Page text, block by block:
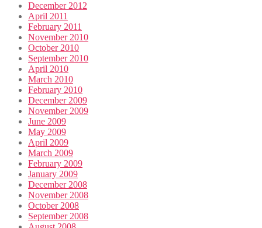
December 2012
April 2011
February 2011
November 2010
October 2010
September 2010
April 2010
March 2010
February 2010
December 2009
November 2009
June 2009
May 2009
April 2009
March 2009
February 2009
January 2009
December 2008
November 2008
October 2008
September 2008